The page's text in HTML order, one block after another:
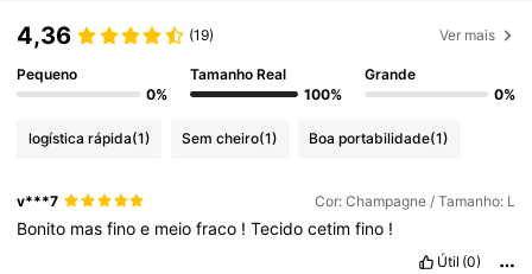
4,84 21K Seguidores
4,84 21K Seguidores
4,36 (19) Ver mais
Pequeno
0%
Tamanho Real
100%
Grande
0%
logística rápida(1) Sem cheiro(1) Boa portabilidade(1)
v***7 Cor: Champagne / Tamanho: L
Bonito masfinoe meiofraco !Tecidocetimfino !
Útil (0)